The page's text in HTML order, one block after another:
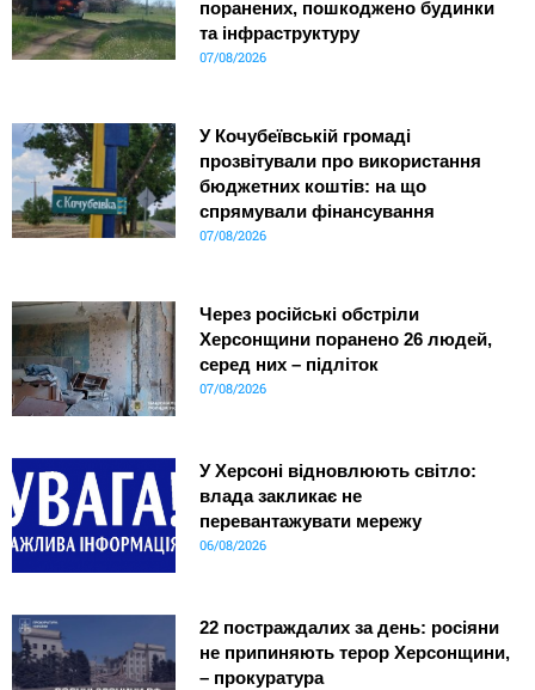
поранених, пошкоджено будинки
та інфраструктуру
07/08/2026
У Кочубеївській громаді
прозвітували про використання
бюджетних коштів: на що
спрямували фінансування
07/08/2026
Через російські обстріли
Херсонщини поранено 26 людей,
серед них – підліток
07/08/2026
У Херсоні відновлюють світло:
влада закликає не
перевантажувати мережу
06/08/2026
22 постраждалих за день: росіяни
не припиняють терор Херсонщини,
– прокуратура